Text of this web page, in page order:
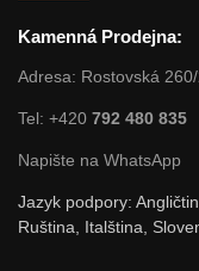
Kamenná Prodejna:
Adresa: Rostovská
Tel: +420 792 480 835
Napište na WhatsApp
Jazyk podpory:
Ruština, Italština,